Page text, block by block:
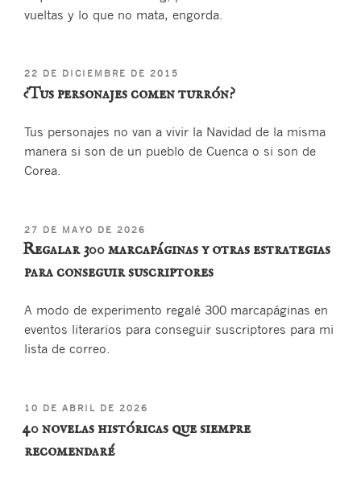
vueltas y lo que no mata, engorda.
PUBLICADO
EL
22 DE DICIEMBRE DE 2015
¿Tus personajes comen turrón?
Tus personajes no van a vivir la Navidad de la misma
manera si son de un pueblo de Cuenca o si son de
Corea.
PUBLICADO
EL
27 DE MAYO DE 2026
Regalar 300 marcapáginas y otras estrategias
para conseguir suscriptores
A modo de experimento regalé 300 marcapáginas en
eventos literarios para conseguir suscriptores para mi
lista de correo.
PUBLICADO
10 DE ABRIL DE 2026
40 novelas históricas que siempre
recomendaré